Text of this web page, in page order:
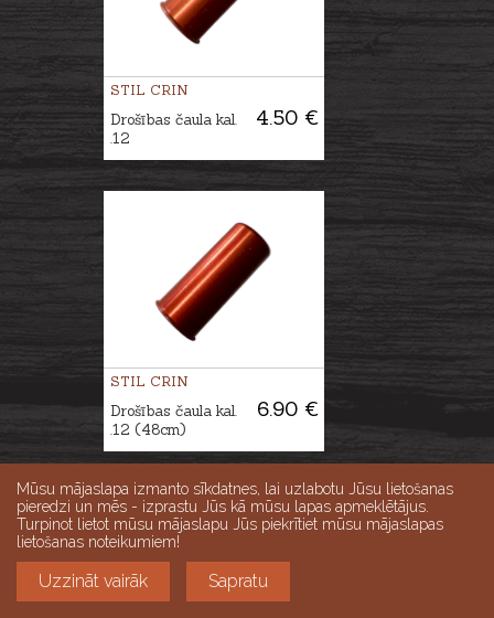
STIL CRIN
4.50 €
Drošības čaula kal.
.12
STIL CRIN
6.90 €
Drošības čaula kal.
.12 (48cm)
Mūsu mājaslapa izmanto sīkdatnes, lai uzlabotu Jūsu lietošanas
pieredzi un mēs - izprastu Jūs kā mūsu lapas apmeklētājus.
Turpinot lietot mūsu mājaslapu Jūs piekrītiet mūsu mājaslapas
lietošanas noteikumiem!
Uzzināt vairāk Sapratu